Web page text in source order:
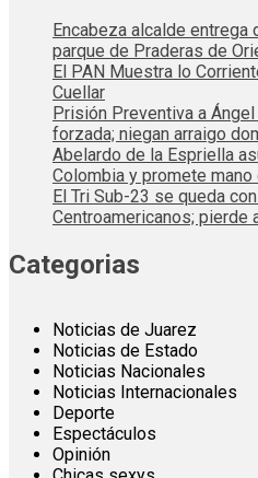
Encabeza alcalde entrega
parque de Praderas de
El PAN Muestra lo
Cuellar
Prisión Preventiva a
forzada; niegan arraigo
Abelardo de la Espriella
Colombia y promete mano
El Tri Sub-23 se queda
Centroamericanos; pierde
Categorias
Noticias de Juarez
Noticias de Estado
Noticias Nacionales
Noticias Internacionales
Deporte
Espectáculos
Opinión